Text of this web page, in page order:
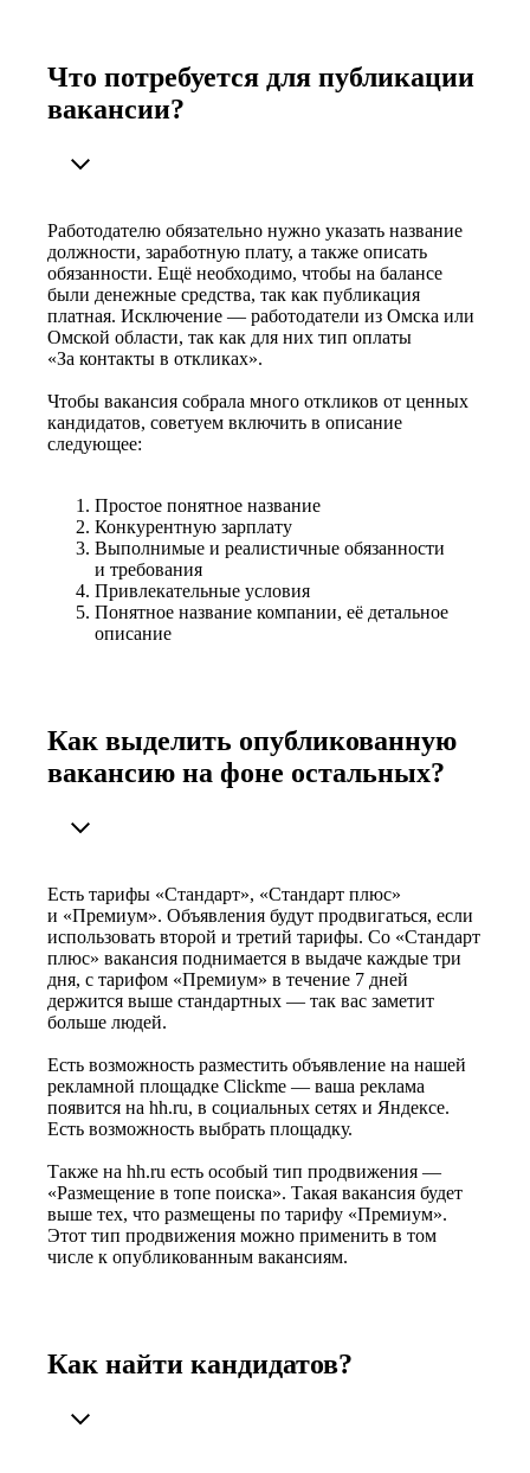
Что потребуется для публикации
вакансии?
Работодателю обязательно нужно указать название
должности, заработную плату, а также описать
обязанности. Ещё необходимо, чтобы на балансе
были денежные средства, так как публикация
платная. Исключение — работодатели из Омска или
Омской области, так как для них тип оплаты
«За контакты в откликах».
Чтобы вакансия собрала много откликов от ценных
кандидатов, советуем включить в описание
следующее:
Простое понятное название
Конкурентную зарплату
Выполнимые и реалистичные обязанности
и требования
Привлекательные условия
Понятное название компании, её детальное
описание
Как выделить опубликованную
вакансию на фоне остальных?
Есть тарифы «Стандарт», «Стандарт плюс»
и «Премиум». Объявления будут продвигаться, если
использовать второй и третий тарифы. Со «Стандарт
плюс» вакансия поднимается в выдаче каждые три
дня, с тарифом «Премиум» в течение 7 дней
держится выше стандартных — так вас заметит
больше людей.
Есть возможность разместить объявление на нашей
рекламной площадке Clickme — ваша реклама
появится на hh.ru, в социальных сетях и Яндексе.
Есть возможность выбрать площадку.
Также на hh.ru есть особый тип продвижения —
«Размещение в топе поиска». Такая вакансия будет
выше тех, что размещены по тарифу «Премиум».
Этот тип продвижения можно применить в том
числе к опубликованным вакансиям.
Как найти кандидатов?